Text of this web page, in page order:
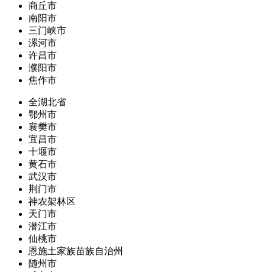
商丘市
南阳市
三门峡市
漯河市
许昌市
濮阳市
焦作市
全湖北省
鄂州市
襄樊市
宜昌市
十堰市
黄石市
武汉市
荆门市
神农架林区
天门市
潜江市
仙桃市
恩施土家族苗族自治州
随州市